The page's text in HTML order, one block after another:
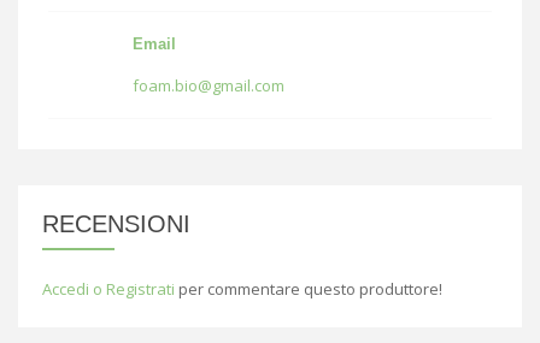
Email
foam.bio@gmail.com
RECENSIONI
Accedi o Registrati per commentare questo produttore!